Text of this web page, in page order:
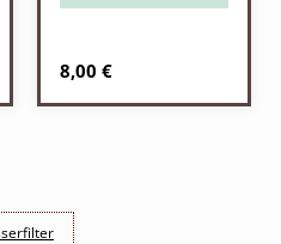
Regulärer Preis:
8,00 €